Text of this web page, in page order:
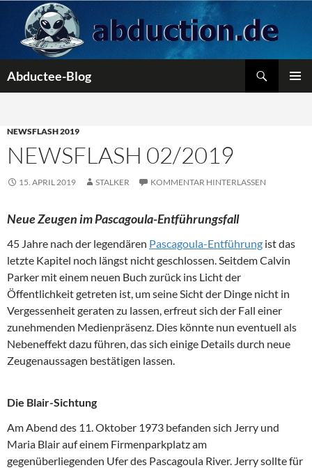
Inhalt
springen
Abductee-Blog
NEWSFLASH 2019
NEWSFLASH 02/2019
15. APRIL 2019 STALKER KOMMENTAR HINTERLASSEN
Neue Zeugen im Pascagoula-Entführungsfall
45 Jahre nach der legendären Pascagoula-Entführung ist das
letzte Kapitel noch längst nicht geschlossen. Seitdem Calvin
Parker mit einem neuen Buch zurück ins Licht der
Öffentlichkeit getreten ist, um seine Sicht der Dinge nicht in
Vergessenheit geraten zu lassen, erfreut sich der Fall einer
zunehmenden Medienpräsenz. Dies könnte nun eventuell als
Nebeneffekt dazu führen, das sich einige Details durch neue
Zeugenaussagen bestätigen lassen.
Die Blair-Sichtung
Am Abend des 11. Oktober 1973 befanden sich Jerry und
Maria Blair auf einem Firmenparkplatz am
gegenüberliegenden Ufer des Pascagoula River. Jerry sollte für